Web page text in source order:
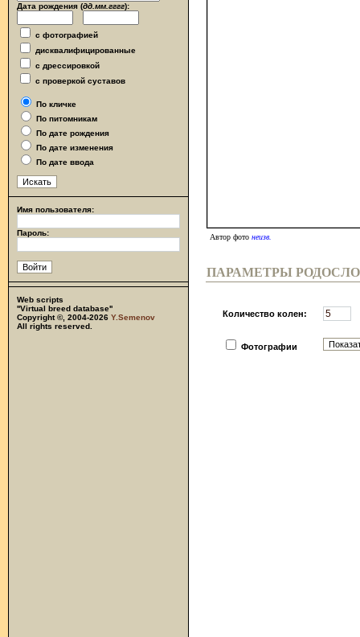
Дата рождения (дд.мм.гггг):
с фотографией
дисквалифицированные
с дрессировкой
с проверкой суставов
По кличке
По питомникам
По дате рождения
По дате изменения
По дате ввода
Имя пользователя:
Пароль:
Web scripts
''Virtual breed database''
Copyright ©, 2004-2026 Y.Semenov
All rights reserved.
Автор фото неизв.
ПАРАМЕТРЫ
Количество колен:
Фотографии